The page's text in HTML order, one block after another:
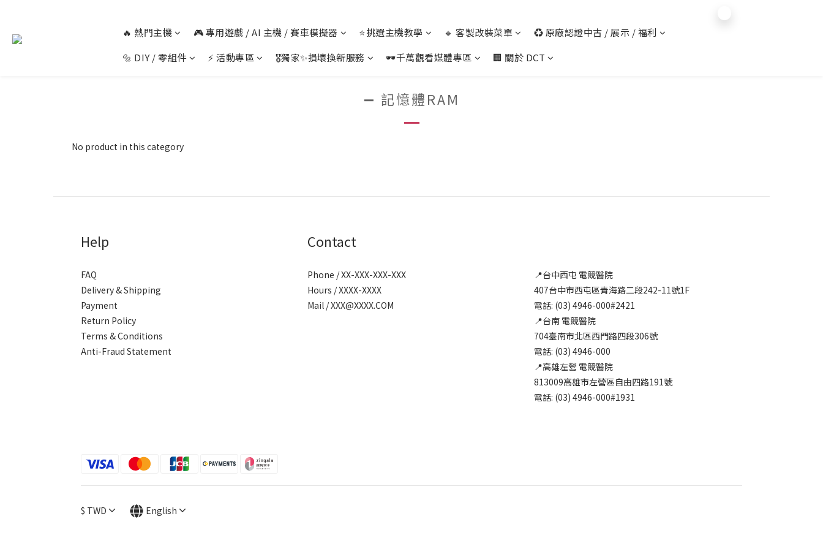
🔥 熱門主機 🎮 專用遊戲 / AI 主機 / 賽車模擬器 ⭐挑選主機教學 🔹 客製改裝菜單
♻️ 原廠認證中古 / 展示 / 福利
🔩 DIY / 零組件
⚡ 活動專區 🎖️獨家✨損壞換新服務 🕶️千萬觀看媒體專區 🏢 關於 DCT
➖ 記憶體RAM
No product in this category
Help
FAQ
Delivery & Shipping
Payment
Return Policy
Terms & Conditions
Anti-Fraud Statement
Contact
Phone / XX-XXX-XXX-XXX
Hours / XXXX-XXXX
Mail / XXX@XXXX.COM
📍台中西屯 電競醫院
407台中市西屯區青海路二段242-11號1F
電話: (03) 4946-000#2421
📍台南 電競醫院
704臺南市北區西門路四段306號
電話: (03) 4946-000
📍高雄左營 電競醫院
813009高雄市左營區自由四路191號
電話: (03) 4946-000#1931
$ TWD English